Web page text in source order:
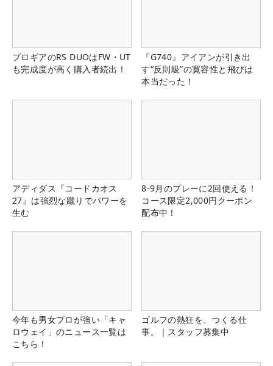
プロギアのRS DUOはFW・UT
も完成度が高く購入者続出！
『G740』アイアンが引き出
す“反則級”の寛容性と飛びは
本当だった！
アディダス『コードカオス
27』は強烈な蹴りでパワーを
生む
8-9月のプレーに2回使える！
コース限定2,000円クーポン
配布中！
今年も男女プロが強い「キャ
ロウェイ」のニュース一覧は
こちら！
ゴルフの熱狂を、つくる仕
事。｜スタッフ募集中